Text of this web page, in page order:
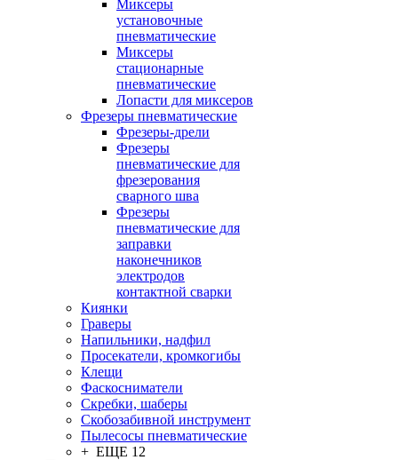
Миксеры
установочные
пневматические
Миксеры
стационарные
пневматические
Лопасти для миксеров
Фрезеры пневматические
Фрезеры-дрели
Фрезеры
пневматические для
фрезерования
сварного шва
Фрезеры
пневматические для
заправки
наконечников
электродов
контактной сварки
Киянки
Граверы
Напильники, надфил
Просекатели, кромкогибы
Клещи
Фаскосниматели
Скребки, шаберы
Скобозабивной инструмент
Пылесосы пневматические
+ ЕЩЕ 12